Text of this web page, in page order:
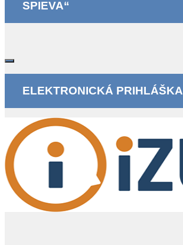
SPIEVA“
ELEKTRONICKÁ PRIHLÁŠKA